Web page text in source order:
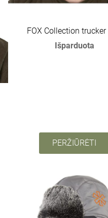
FOX Collection trucker
Išparduota
PERŽIŪRĖTI